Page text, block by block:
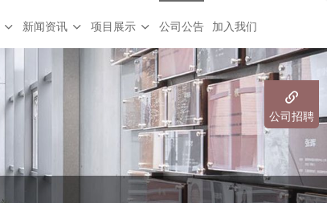
新闻资讯 项目展示 公司公告 加入我们
公司招聘